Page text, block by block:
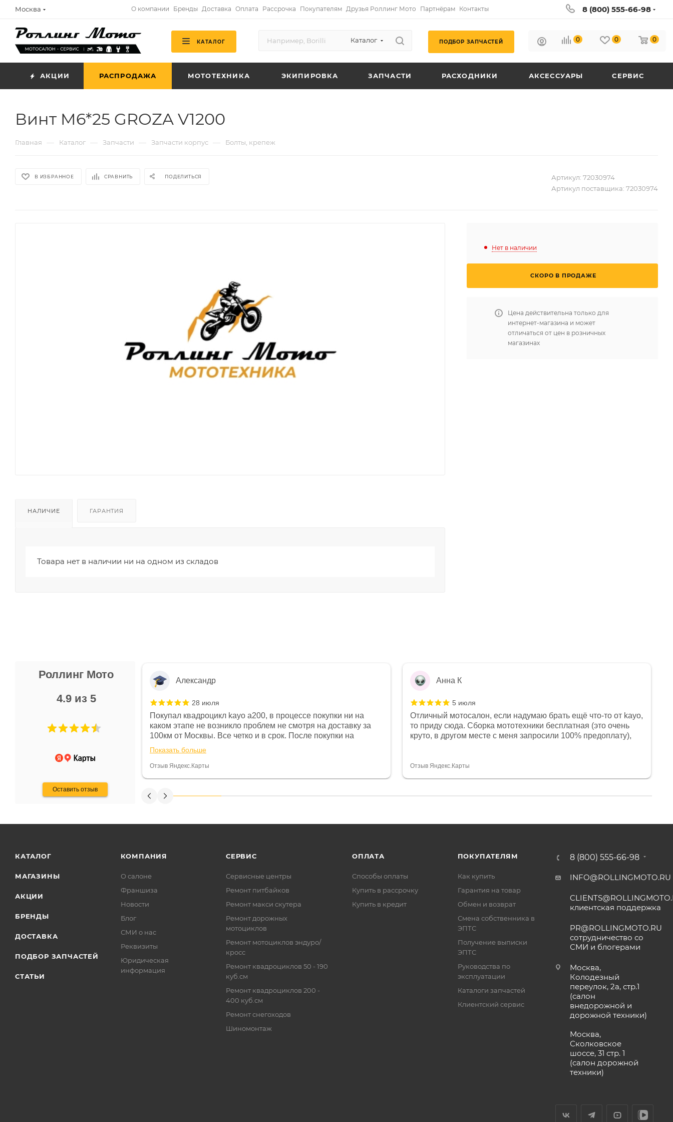
Москва О компании Бренды Доставка Оплата Рассрочка Покупателям Друзья Роллинг Мото Партнёрам Контакты 8 (800) 555-66-98
КАТАЛОГ Каталог ПОДБОР ЗАПЧАСТЕЙ 0 0 0
АКЦИИ РАСПРОДАЖА МОТОТЕХНИКА ЭКИПИРОВКА ЗАПЧАСТИ РАСХОДНИКИ АКСЕССУАРЫ СЕРВИС
Винт M6*25 GROZA V1200
Главная — Каталог — Запчасти — Запчасти корпус — Болты, крепеж
В ИЗБРАННОЕ СРАВНИТЬ ПОДЕЛИТЬСЯ Артикул: 72030974
Артикул поставщика: 72030974
НАЛИЧИЕ ГАРАНТИЯ
Товара нет в наличии ни на одном из складов
Нет в наличии
СКОРО В ПРОДАЖЕ
Цена действительна только для
интернет-магазина и может
отличаться от цен в розничных
магазинах
Роллинг Мото
4.9 из 5
Оставить отзыв
Не понравились условия
и дают только на год)
Александр
28 июля
Покупал квадроцикл kayo a200, в процессе покупки ни на
каком этапе не возникло проблем не смотря на доставку за
100км от Москвы. Все четко и в срок. После покупки на
спидометре всегда был 0, при этом представители магазина
постоянно были на связи и в итоге проблема была решена.
Считаю, что это говорит о небезразличии к клиенту после
Показать больше
Отзыв Яндекс.Карты
Анна К
5 июля
Отличный мотосалон, если надумаю брать ещё что-то от kayo,
то приду сюда. Сборка мототехники бесплатная (это очень
круто, в другом месте с меня запросили 100% предоплату),
спасибо отдельное, всегда на связи, очень детально всё
Отзыв Яндекс.Карты
КАТАЛОГ
МАГАЗИНЫ
АКЦИИ
БРЕНДЫ
ДОСТАВКА
ПОДБОР ЗАПЧАСТЕЙ
СТАТЬИ
КОМПАНИЯ
О салоне
Франшиза
Новости
Блог
СМИ о нас
Реквизиты
Юридическая
информация
СЕРВИС
Сервисные центры
Ремонт питбайков
Ремонт макси скутера
Ремонт дорожных
мотоциклов
Ремонт мотоциклов эндуро/
кросс
Ремонт квадроциклов 50 - 190
куб.см
Ремонт квадроциклов 200 -
400 куб.см
Ремонт снегоходов
Шиномонтаж
ОПЛАТА
Способы оплаты
Купить в рассрочку
Купить в кредит
ПОКУПАТЕЛЯМ
Как купить
Гарантия на товар
Обмен и возврат
Смена собственника в
ЭПТС
Получение выписки
ЭПТС
Руководства по
эксплуатации
Каталоги запчастей
Клиентский сервис
8 (800) 555-66-98
INFO@ROLLINGMOTO.RU
клиентская поддержка
PR@ROLLINGMOTO.RU
сотрудничество со
СМИ и блогерами
Москва,
Колодезный
переулок, 2а, стр.1
(салон
внедорожной и
дорожной техники)
Москва,
Сколковское
шоссе, 31 стр. 1
(салон дорожной
техники)